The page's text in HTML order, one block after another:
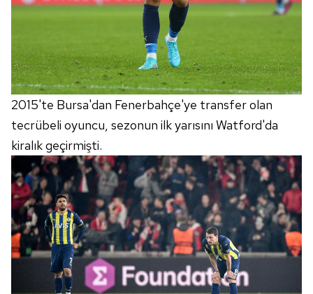
2015'te Bursa'dan Fenerbahçe'ye transfer olan
tecrübeli oyuncu, sezonun ilk yarısını Watford'da
kiralık geçirmişti.